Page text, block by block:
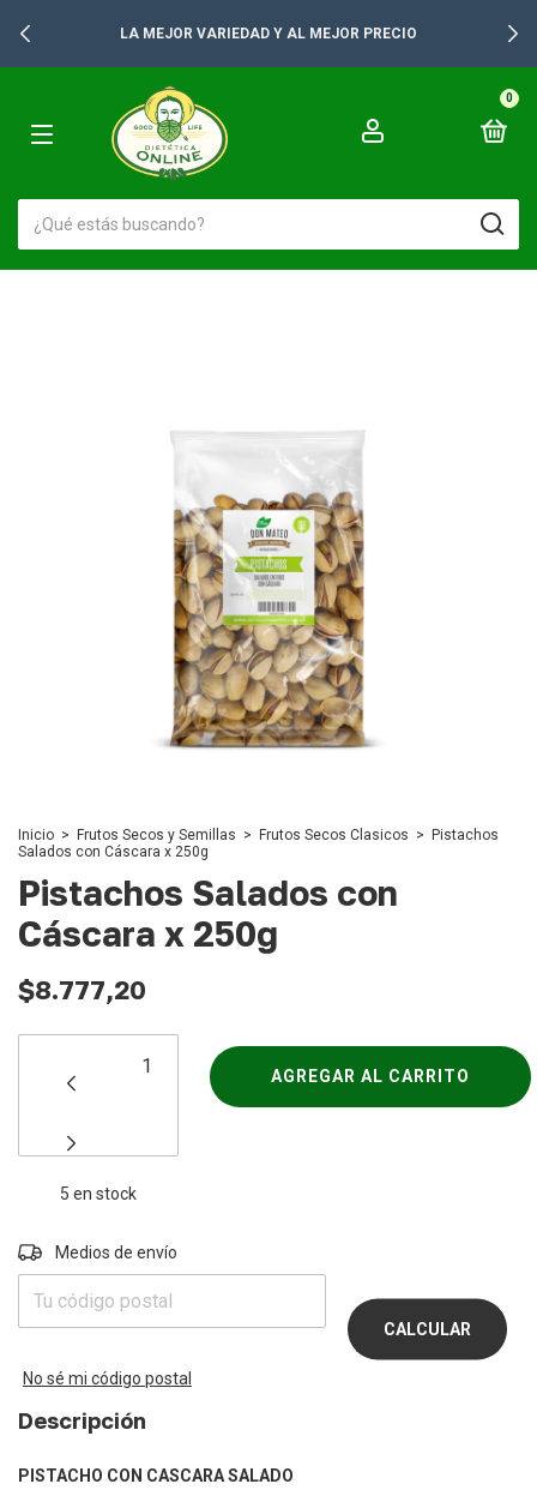
LA MEJOR VARIEDAD Y AL MEJOR PRECIO
0
Inicio > Frutos Secos y Semillas > Frutos Secos Clasicos >
Pistachos
Salados con Cáscara x 250g
Pistachos Salados con
Cáscara x 250g
$8.777,20
5 en stock
Entregas para el CP:
Medios de envío
CALCULAR
No sé mi código postal
Descripción
PISTACHO CON CASCARA SALADO